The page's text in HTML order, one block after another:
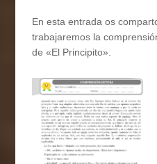
En esta entrada os
trabajaremos la
de «El Principito».